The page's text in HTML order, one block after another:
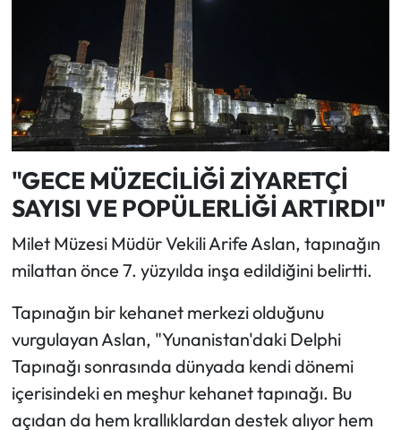
"GECE MÜZECİLİĞİ ZİYARETÇİ
SAYISI VE POPÜLERLİĞİ ARTIRDI"
Milet Müzesi Müdür Vekili Arife Aslan, tapınağın
milattan önce 7. yüzyılda inşa edildiğini belirtti.
Tapınağın bir kehanet merkezi olduğunu
vurgulayan Aslan, "Yunanistan'daki Delphi
Tapınağı sonrasında dünyada kendi dönemi
içerisindeki en meşhur kehanet tapınağı. Bu
açıdan da hem krallıklardan destek alıyor hem